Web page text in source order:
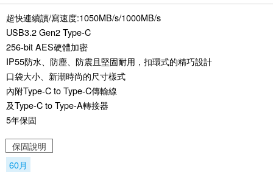
超快連續讀/寫速度:1050MB/s/1000MB/s
USB3.2 Gen2 Type-C
256-bit AES硬體加密
IP55防水、防塵、防震且堅固耐用，扣環式的精巧設計
口袋大小、新潮時尚的尺寸樣式
內附Type-C to Type-C傳輸線
及Type-C to Type-A轉接器
5年保固
保固說明
60月